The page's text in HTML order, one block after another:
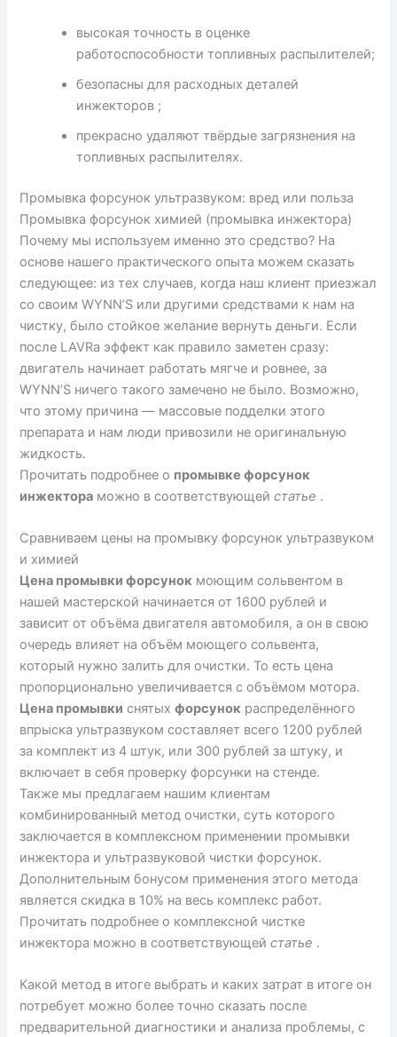
высокая точность в оценке
работоспособности топливных распылителей;
безопасны для расходных деталей
инжекторов ;
прекрасно удаляют твёрдые загрязнения на
топливных распылителях.
Промывка форсунок ультразвуком: вред или польза
Промывка форсунок химией (промывка инжектора)
Почему мы используем именно это средство? На
основе нашего практического опыта можем сказать
следующее: из тех случаев, когда наш клиент приезжал
со своим WYNN’S или другими средствами к нам на
чистку, было стойкое желание вернуть деньги. Если
после LAVRа эффект как правило заметен сразу:
двигатель начинает работать мягче и ровнее, за
WYNN’S ничего такого замечено не было. Возможно,
что этому причина — массовые подделки этого
препарата и нам люди привозили не оригинальную
жидкость.
Прочитать подробнее о промывке форсунок
инжектора можно в соответствующейстатье .
Сравниваем цены на промывку форсунок ультразвуком
и химией
Цена промывки форсунок моющим сольвентом в
нашей мастерской начинается от 1600 рублей и
зависит от объёма двигателя автомобиля, а он в свою
очередь влияет на объём моющего сольвента,
который нужно залить для очистки. То есть цена
пропорционально увеличивается с объёмом мотора.
Цена промывки снятыхфорсунок распределённого
впрыска ультразвуком составляет всего 1200 рублей
за комплект из 4 штук, или 300 рублей за штуку, и
включает в себя проверку форсунки на стенде.
Также мы предлагаем нашим клиентам
комбинированный метод очистки, суть которого
заключается в комплексном применении промывки
инжектора и ультразвуковой чистки форсунок.
Дополнительным бонусом применения этого метода
является скидка в 10% на весь комплекс работ.
Прочитать подробнее о комплексной чистке
инжектора можно в соответствующейстатье .
Какой метод в итоге выбрать и каких затрат в итоге он
потребует можно более точно сказать после
предварительной диагностики и анализа проблемы, с